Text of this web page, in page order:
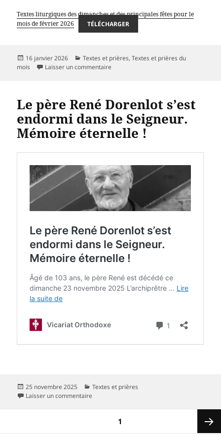
Textes liturgiques des dimanches et des principales fêtes pour le
mois de février 2026
TÉLÉCHARGER
Publié
le
16 janvier 2026 Catégories
Textes et prières,Textes et prières du
mois
Laisser un commentairesur Textes liturgiques des dimanches
Le père René Dorenlot s’est
endormi dans le Seigneur.
Mémoire éternelle !
Publié
le
25 novembre 2025 Catégories
Textes et prières
Laisser un commentairesur Le père René Dorenlot s’est endormi
1